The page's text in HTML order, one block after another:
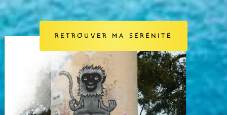
RETROUVER MA SÉRÉNITÉ